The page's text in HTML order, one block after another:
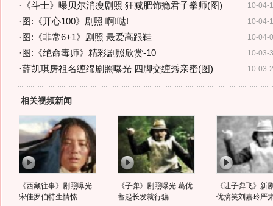
10-04-
· 《斗士》曝贝尔消瘦剧照 狂减肥饰瘾君子拳师(图)
10-04-
· 图:《开心100》剧照 啊!哒!
10-04-
· 图:《非常6+1》剧照 最爱高跟鞋
10-03-
· 图:《绝命毒师》精彩剧照欣赏-10
10-03-
·薛凯琪房祖名缠绵剧照曝光 四脚交缠秀亲密(图)
相关视频新闻
《西藏往事》剧照曝光
宋佳罗伯特生情愫
《子弹》剧照曝光 葛优
蓄起长发就行骗
《让子弹飞》新
优搞笑刘嘉玲严